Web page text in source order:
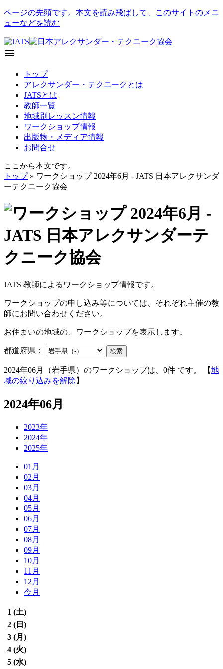
ページの先頭です。本文を読み飛ばして、このサイトのメニ
ューなどを読む
menu
トップ
アレクサンダー・テクニークとは
JATSとは
教師一覧
地域別レッスン情報
ワークショップ情報
出版物・メディア情報
お問合せ
ここから本文です。
トップ» ワークショップ 2024年6月 - JATS 日本アレクサンダ
ーテクニーク協会
JATS 教師によるワークショップ情報です。
ワークショップの申し込み等については、それぞれ主催の教
師にお問い合わせください。
お住まいの地域の、ワークショップを表示します。
都道府県： 検索
2024年06月（岩手県）のワークショップは、0件 です。 【地
域の絞り込みを解除 】
2024年06月
2023年
2024年
2025年
01月
02月
03月
04月
05月
06月
07月
08月
09月
10月
11月
12月
今月
1 (土)
2 ( 日 )
3 (月 )
4 (火)
5 (水)